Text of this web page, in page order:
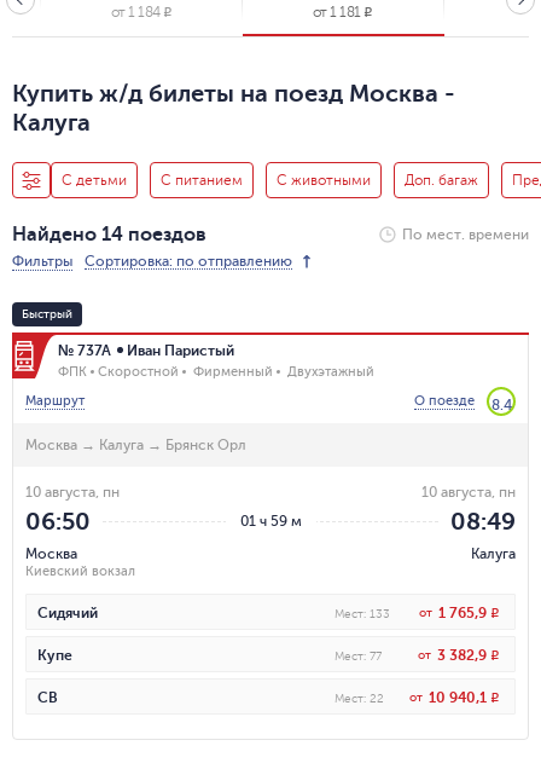
от1 184 R от1 181 R от1
Купить ж/д билеты на поезд Москва -
Калуга
С детьми С питанием С животными Доп. багаж
Найдено 14 поездов
По мест. времени
Фильтры
Сортировка: по отправлению
Быстрый
№ 737А Иван Паристый
ФПК Скоростной Фирменный
Двухэтажный
Маршрут
О поезде 8.4
Москва → Калуга → Брянск Орл
01 ч 59 м
10 августа, пн
06:50
Москва
Киевский вокзал
10 августа, пн
08:49
Калуга
Сидячий Мест: 133 от 1 765,9 R
Купе Мест: 77 от 3 382,9 R
СВ Мест: 22 от 10 940,1 R